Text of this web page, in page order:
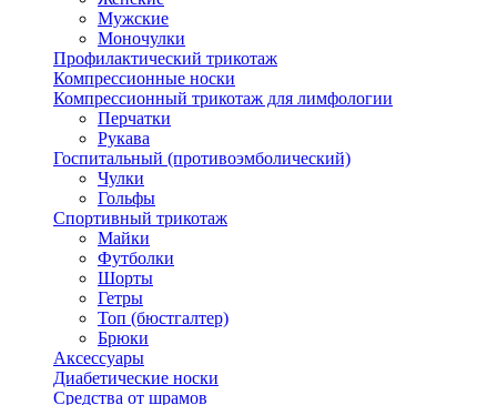
Мужские
Моночулки
Профилактический трикотаж
Компрессионные носки
Компрессионный трикотаж для лимфологии
Перчатки
Рукава
Госпитальный (противоэмболический)
Чулки
Гольфы
Спортивный трикотаж
Майки
Футболки
Шорты
Гетры
Топ (бюстгалтер)
Брюки
Аксессуары
Диабетические носки
Средства от шрамов